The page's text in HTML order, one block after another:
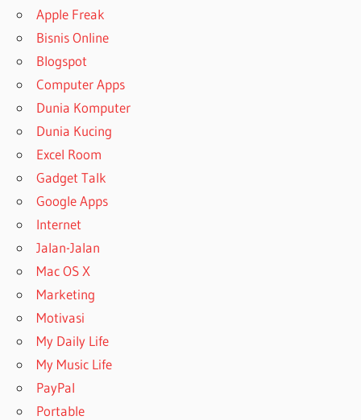
Apple Freak
Bisnis Online
Blogspot
Computer Apps
Dunia Komputer
Dunia Kucing
Excel Room
Gadget Talk
Google Apps
Internet
Jalan-Jalan
Mac OS X
Marketing
Motivasi
My Daily Life
My Music Life
PayPal
Portable